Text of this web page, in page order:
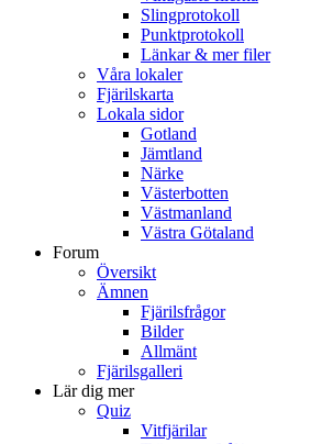
Slingprotokoll
Punktprotokoll
Länkar & mer filer
Våra lokaler
Fjärilskarta
Lokala sidor
Gotland
Jämtland
Närke
Västerbotten
Västmanland
Västra Götaland
Forum
Översikt
Ämnen
Fjärilsfrågor
Bilder
Allmänt
Fjärilsgalleri
Lär dig mer
Quiz
Vitfjärilar